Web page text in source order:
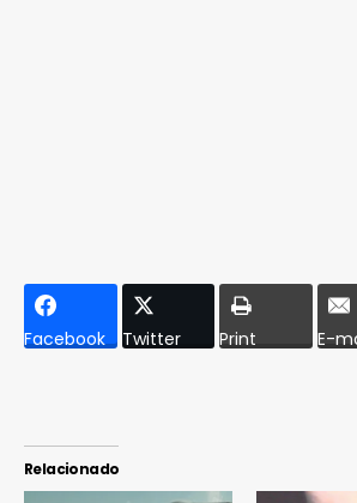
Facebook Twitter Print E-
Relacionado